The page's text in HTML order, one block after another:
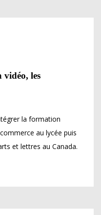
les
la formation
au lycée puis
et lettres au Canada.